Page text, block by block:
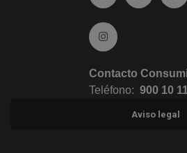
Ir a Instagram
Contacto
Teléfono: 900 10
Aviso legal